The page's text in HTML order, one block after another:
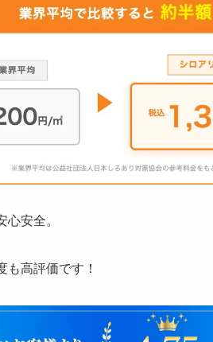
安全。
高評価です！